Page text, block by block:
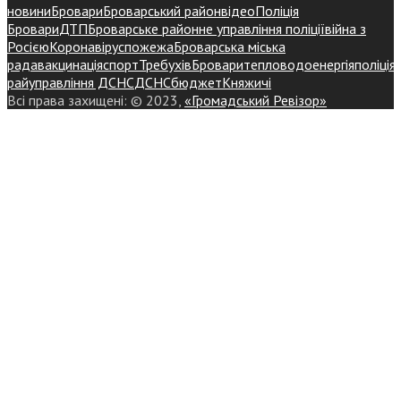
новиниБровариБроварський районвідеоПоліція
БровариДТПБроварське районне управління поліціївійна з
РосієюКоронавіруспожежаБроварська міська
радавакцинаціяспортТребухівБроваритепловодоенергіяполіція
райуправління ДСНСДСНСбюджетКняжичі
Всі права захищені: © 2023, «Громадський Ревізор»